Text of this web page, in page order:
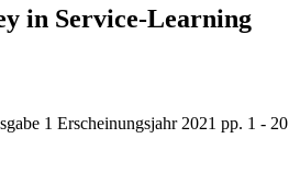
in Service-Learning
1 Erscheinungsjahr 2021 pp. 1 - 20